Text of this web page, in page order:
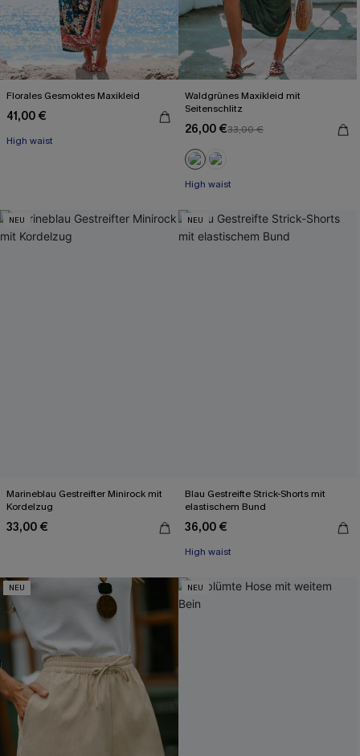
Florales Gesmoktes Maxikleid
41,00 €
High waist
Waldgrünes Maxikleid mit
Seitenschlitz
26,00 €33,00 €
High waist
NEU
Marineblau Gestreifter Minirock mit
Kordelzug
33,00 €
NEU
Blau Gestreifte Strick-Shorts mit
elastischem Bund
36,00 €
High waist
NEU NEU